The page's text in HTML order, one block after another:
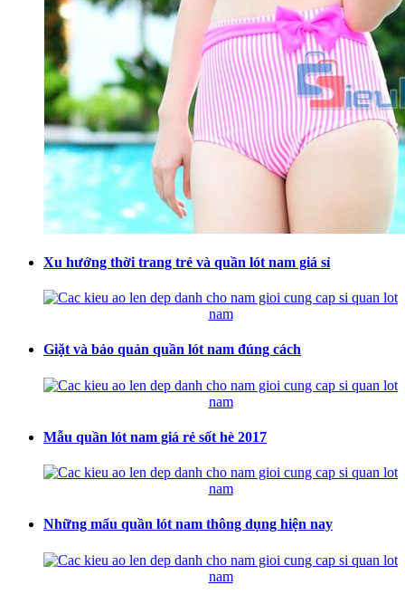
Xu hướng thời trang trẻ và quần lót nam giá sỉ
Giặt và bảo quản quần lót nam đúng cách
Mẫu quần lót nam giá rẻ sốt hè 2017
Những mẩu quần lót nam thông dụng hiện nay